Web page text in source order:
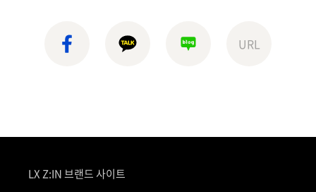
페이스북 카카오톡 블로그 URL
LX Z:IN 브랜드 사이트